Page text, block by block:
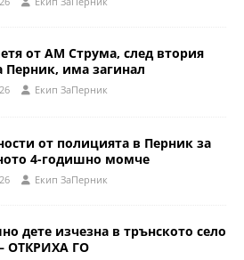
от АМ Струма, след втория
Перник, има загинал
Eкип ЗаПерник
от полицията в Перник за
4-годишно момче
Eкип ЗаПерник
дете изчезна в трънското село
ОТКРИХА ГО